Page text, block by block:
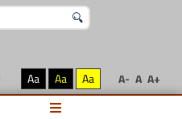
Aa Aa Aa A- A A+